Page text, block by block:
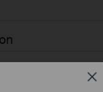
Close